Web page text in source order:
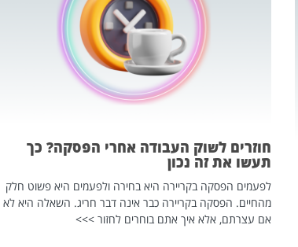
חוזרים לשוק העבודה אחרי הפסקה? כך
תעשו את זה נכון
לפעמים הפסקה בקריירה היא בחירה ולפעמים היא פשוט חלק
מהחיים. הפסקה בקריירה כבר אינה דבר חריג. השאלה היא לא
אם עצרתם, אלא איך אתם בוחרים לחזור >>>